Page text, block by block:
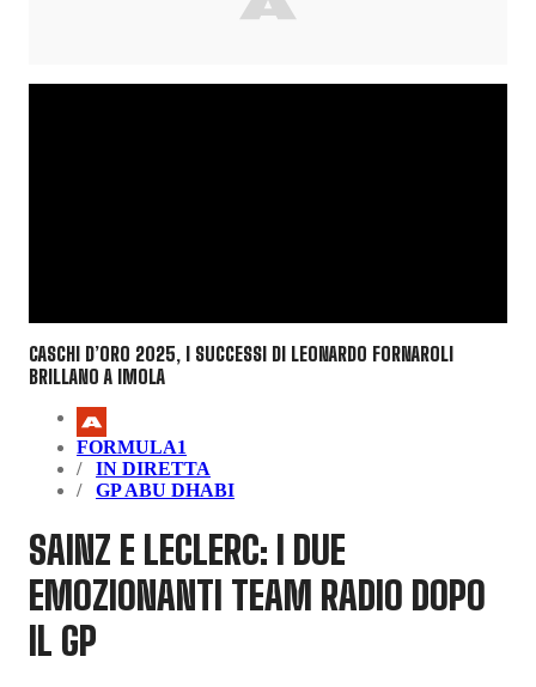
CASCHI D’ORO 2025, I SUCCESSI DI LEONARDO FORNAROLI
BRILLANO A IMOLA
FORMULA1
IN DIRETTA
GP ABU DHABI
SAINZ E LECLERC: I DUE
EMOZIONANTI TEAM RADIO DOPO
IL GP